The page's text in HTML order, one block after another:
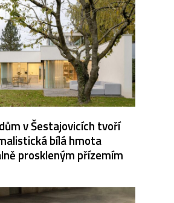
v Šestajovicích tvoří
bílá hmota
proskleným přízemím